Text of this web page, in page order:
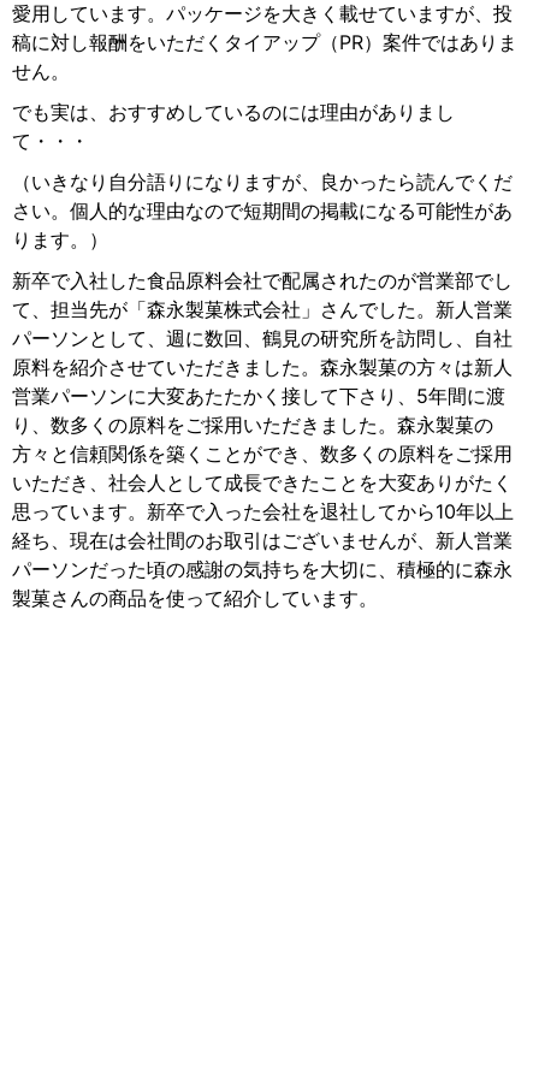
愛用しています。パッケージを大きく載せていますが、投
稿に対し報酬をいただくタイアップ（PR）案件ではありま
せん。
でも実は、おすすめしているのには理由がありまし
て・・・
（いきなり自分語りになりますが、良かったら読んでくだ
さい。個人的な理由なので短期間の掲載になる可能性があ
ります。）
新卒で入社した食品原料会社で配属されたのが営業部でし
て、担当先が「森永製菓株式会社」さんでした。新人営業
パーソンとして、週に数回、鶴見の研究所を訪問し、自社
原料を紹介させていただきました。森永製菓の方々は新人
営業パーソンに大変あたたかく接して下さり、5年間に渡
り、数多くの原料をご採用いただきました。森永製菓の
方々と信頼関係を築くことができ、数多くの原料をご採用
いただき、社会人として成長できたことを大変ありがたく
思っています。新卒で入った会社を退社してから10年以上
経ち、現在は会社間のお取引はございませんが、新人営業
パーソンだった頃の感謝の気持ちを大切に、積極的に森永
製菓さんの商品を使って紹介しています。